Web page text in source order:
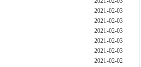
2021-02-03
2021-02-03
2021-02-03
2021-02-03
2021-02-03
2021-02-02